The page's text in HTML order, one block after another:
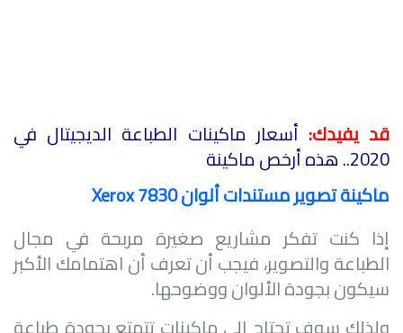
قد يفيدك: أسعار ماكينات الطباعة الديجيتال في
2020.. هذه أرخص ماكينة
ماكينة تصوير مستندات ألوانXerox 7830
إذا كنت تفكر مشاريع صغيرة مربحة في مجال
الطباعة والتصوير، فيجب أن تعرف أن اهتمامك الأكبر
سيكون بجودة الألوان ووضوحها.